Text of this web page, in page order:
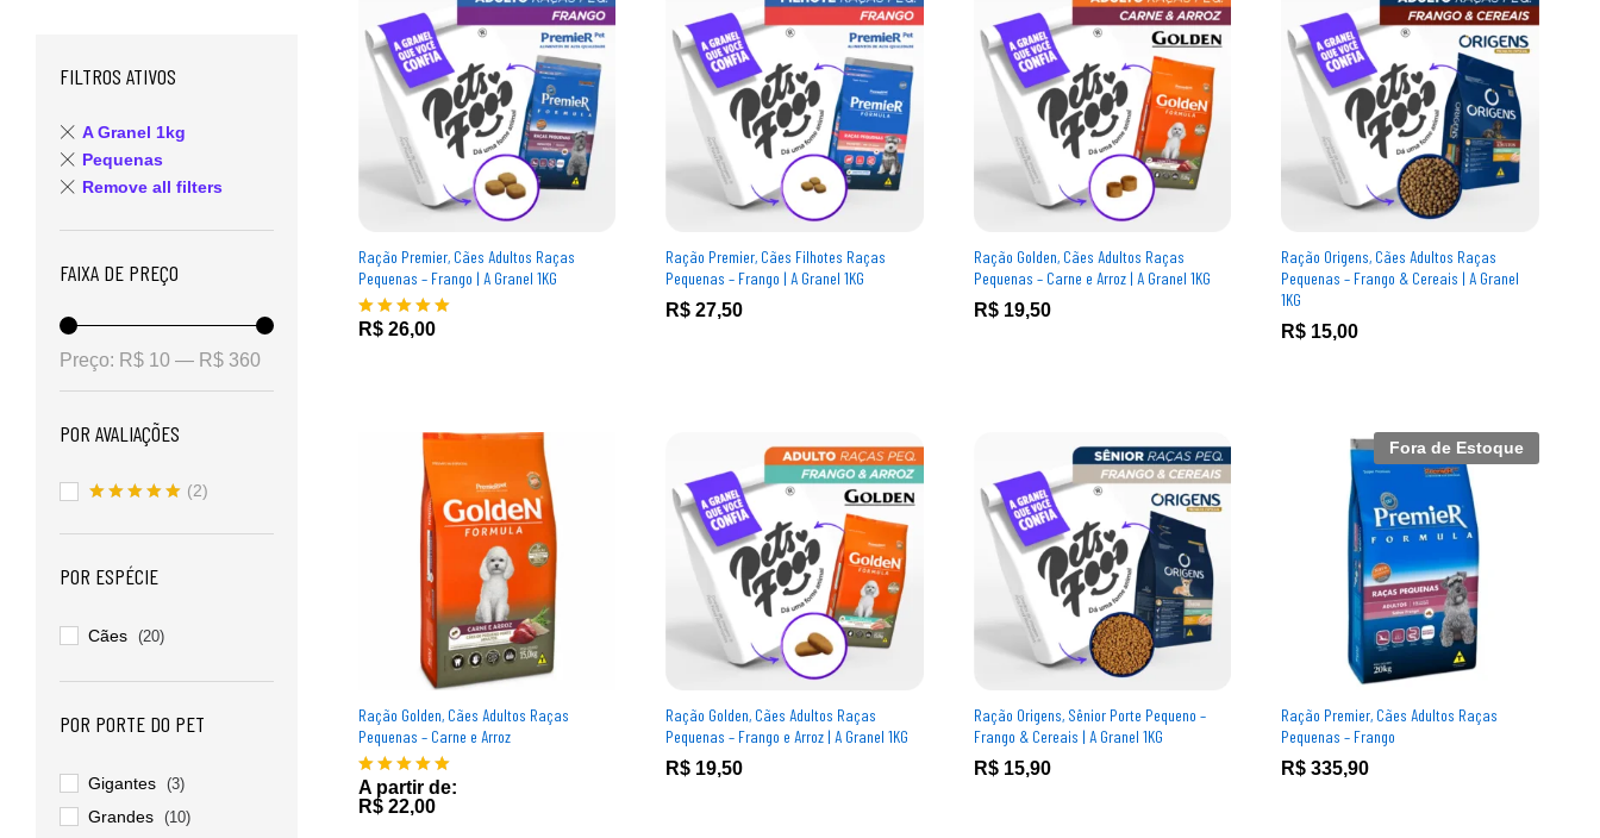
Ração Premier, Cães Adultos Raças
Pequenas – Frango | A Granel 1KG
Avaliação
R$26,00
R$26,00
Ração Premier, Cães Filhotes Raças
Pequenas – Frango | A Granel 1KG
R$ 27,50
R$ 27,50
Ração Golden, Cães Adultos Raças
Pequenas – Carne e Arroz | A Granel 1KG
R$19,50
R$19,50
Ração Origens, Cães Adultos Raças
Pequenas – Frango & Cereais | A Granel
1KG
R$ 15,00
R$ 15,00
Ração Golden, Cães Adultos Raças
Pequenas – Carne e Arroz
Avaliação
5.00
A partir de:
R$22,00
R$22,00
Ração Golden, Cães Adultos Raças
Pequenas – Frango e Arroz | A Granel 1KG
R$ 19,50
R$ 19,50
Ração Origens, Sênior Porte Pequeno –
Frango & Cereais | A Granel 1KG
R$15,90
R$15,90
Fora de Estoque
Ração Premier, Cães Adultos Raças
Pequenas – Frango
R$ 335,90
R$ 335,90
FILTROS ATIVOS
A Granel 1kg
Pequenas
Remove all filters
FAIXA DE PREÇO
Preço: R$ 10 — R$ 360
POR AVALIAÇÕES
de 5
(2)
POR ESPÉCIE
Cães (20)
POR PORTE DO PET
Gigantes (3)
Grandes (10)